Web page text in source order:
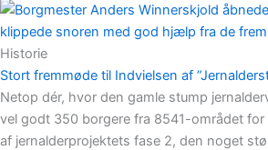
Historie
Stort fremmøde til Indvielsen af
Netop dér, hvor den gamle stump
vel godt 350 borgere fra 8541-området for
af jernalderprojektets fase 2, den noget